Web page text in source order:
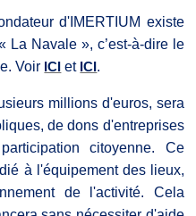
d'IMERTIUM existe
La Navale », c’est-à-dire le
Voir ICI et ICI.
millions d'euros, sera
de dons d'entreprises
citoyenne. Ce
à l'équipement des lieux,
de l'activité. Cela